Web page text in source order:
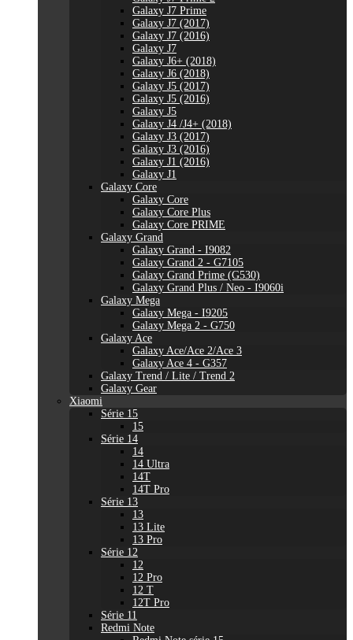
Galaxy J7 Prime
Galaxy J7 (2017)
Galaxy J7 (2016)
Galaxy J7
Galaxy J6+ (2018)
Galaxy J6 (2018)
Galaxy J5 (2017)
Galaxy J5 (2016)
Galaxy J5
Galaxy J4 /J4+ (2018)
Galaxy J3 (2017)
Galaxy J3 (2016)
Galaxy J1 (2016)
Galaxy J1
Galaxy Core
Galaxy Core
Galaxy Core Plus
Galaxy Core PRIME
Galaxy Grand
Galaxy Grand - I9082
Galaxy Grand 2 - G7105
Galaxy Grand Prime (G530)
Galaxy Grand Plus / Neo - I9060i
Galaxy Mega
Galaxy Mega - I9205
Galaxy Mega 2 - G750
Galaxy Ace
Galaxy Ace/Ace 2/Ace 3
Galaxy Ace 4 - G357
Galaxy Trend / Lite / Trend 2
Galaxy Gear
Xiaomi
Série 15
15
Série 14
14
14 Ultra
14T
14T Pro
Série 13
13
13 Lite
13 Pro
Série 12
12
12 Pro
12 T
12T Pro
Série 11
Redmi Note